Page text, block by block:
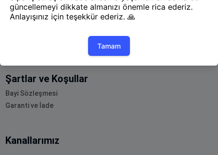
Hesabım
Siparişlerim
Şartlar ve Koşullar
Bayi Sözleşmesi
Garanti ve İade
Kanallarımız